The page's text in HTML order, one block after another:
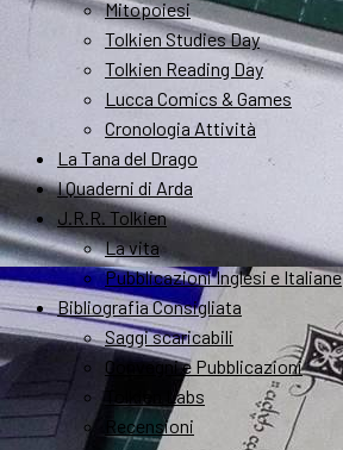
Mitopoiesi
Tolkien Studies Day
Tolkien Reading Day
Lucca Comics & Games
Cronologia Attività
La Tana del Drago
I Quaderni di Arda
J.R.R. Tolkien
La vita
Pubblicazioni Inglesi e Italiane
Bibliografia Consigliata
Saggi scaricabili
Convegni e Pubblicazioni
Tolkien Labs
Recensioni